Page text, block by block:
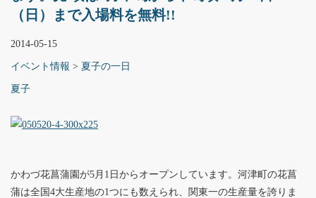
（日）まで入場料を無料!!
2014-05-15
イベント情報 > 夏子の一日
夏子
かわづ花菖蒲園が5月1日からオープンしています。河津町の花菖
蒲は全国4大生産地の1つにも数えられ、関東一の生産量を誇りま